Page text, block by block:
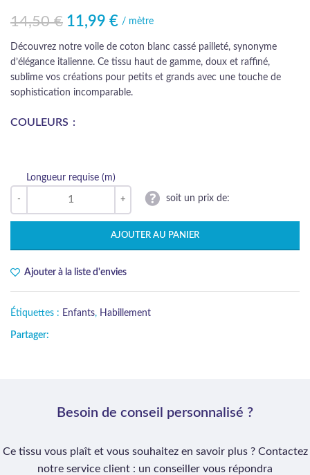
14,50€
Le prix initial était : 14,50 €.
11,99 €
Le prix actuel est : 11,99 €./ mètre
Découvrez notre voile de coton blanc cassé pailleté, synonyme
d’élégance italienne. Ce tissu haut de gamme, doux et raffiné,
sublime vos créations pour petits et grands avec une touche de
sophistication incomparable.
COULEURS
Longueur requise (m)
soit un prix de:
AJOUTER AU PANIER
Ajouter à la liste d'envies
Étiquettes : Enfants, Habillement
Partager:
Besoin de conseil personnalisé ?
Ce tissu vous plaît et vous souhaitez en savoir plus ? Contactez
notre service client : un conseiller vous répondra